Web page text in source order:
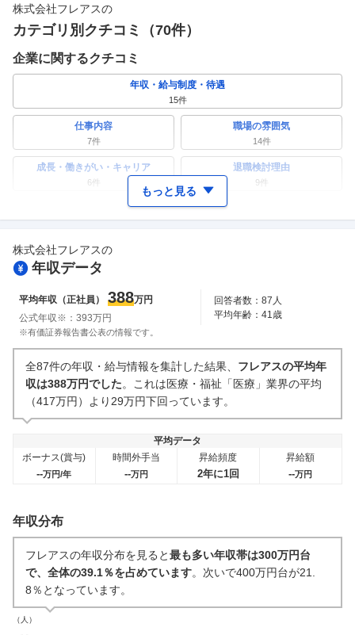
株式会社フレアスの
カテゴリ別クチコミ（70件）
企業に関するクチコミ
年収・給与制度・待遇
15件
仕事内容
7件
職場の雰囲気
14件
成長・働きがい・キャリア
6件
退職検討理由
9件
ワークライフバランス 女性の活躍・働きやすさ
副業
2件
人事・評価制度
7件 2 件
企業の選考に関するクチコミ
中途採用面接・選考
3件
新卒採用面接・選考
0件
もっと見る
株式会社フレアスの
年収データ
平均年収（正社員） 388万円
公式年収※： 393万円
回答者数：87 人
平均年齢：41 歳
※有価証券報告書公表の情報です。
全87件の年収・給与情報を集計した結果、 フレアスの平均年
収は388万円でした。これは医療・福祉「医療」業界の平均
（417万円）より29万円下回っています。
平均データ
ボーナス(賞与)
--万円/年
時間外手当
--万円
昇給頻度
2年に1回
昇給額
--万円
年収分布
フレアスの年収分布を見ると最も多い年収帯は300万円台
で、全体の39.1％を占めています。次いで400万円台が21.
8％となっています。